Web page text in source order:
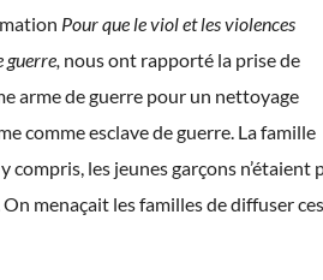
Pour que le viol et les violences
guerre, nous ont rapporté la prise de
arme de guerre pour un nettoyage
comme esclave de guerre. La famille
compris, les jeunes garçons n’étaient
menaçait les familles de diffuser ces